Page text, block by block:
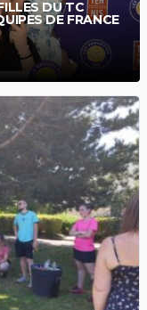
DU TC
DE FRANCE